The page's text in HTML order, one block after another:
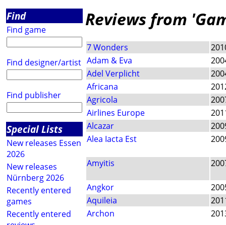
Find
Find game
Find designer/artist
Find publisher
Special Lists
New releases Essen
2026
New releases
Nürnberg 2026
Recently entered
games
Recently entered
Reviews from
7 Wonders
Adam & Eva
Adel Verplicht
Africana
Agricola
Airlines Europe
Alcazar
Alea Iacta Est
Amyitis
Angkor
Aquileia
Archon